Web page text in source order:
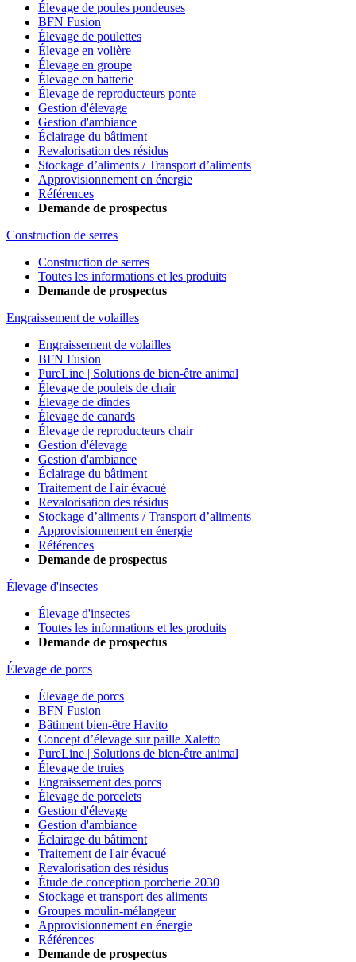
Élevage de poules pondeuses
BFN Fusion
Élevage de poulettes
Élevage en volière
Élevage en groupe
Élevage en batterie
Élevage de reproducteurs ponte
Gestion d'élevage
Gestion d'ambiance
Éclairage du bâtiment
Revalorisation des résidus
Stockage d’aliments / Transport d’aliments
Approvisionnement en énergie
Références
Demande de prospectus
Construction de serres
Construction de serres
Toutes les informations et les produits
Demande de prospectus
Engraissement de volailles
Engraissement de volailles
BFN Fusion
PureLine | Solutions de bien-être animal
Élevage de poulets de chair
Élevage de dindes
Élevage de canards
Élevage de reproducteurs chair
Gestion d'élevage
Gestion d'ambiance
Éclairage du bâtiment
Traitement de l'air évacué
Revalorisation des résidus
Stockage d’aliments / Transport d’aliments
Approvisionnement en énergie
Références
Demande de prospectus
Élevage d'insectes
Élevage d'insectes
Toutes les informations et les produits
Demande de prospectus
Élevage de porcs
Élevage de porcs
BFN Fusion
Bâtiment bien-être Havito
Concept d’élevage sur paille Xaletto
PureLine | Solutions de bien-être animal
Élevage de truies
Engraissement des porcs
Élevage de porcelets
Gestion d'élevage
Gestion d'ambiance
Éclairage du bâtiment
Traitement de l'air évacué
Revalorisation des résidus
Étude de conception porcherie 2030
Stockage et transport des aliments
Groupes moulin-mélangeur
Approvisionnement en énergie
Références
Demande de prospectus